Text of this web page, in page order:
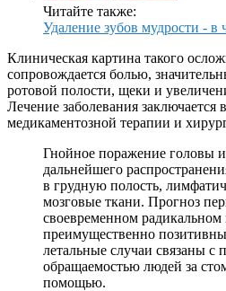
Читайте также:
Удаление зубов мудрости - в
Клиническая картина такого
сопровождается болью,
ротовой полости, щеки и
Лечение заболевания заключается
медикаментозной терапии и
Гнойное поражение головы
дальнейшего
в грудную полость,
мозговые ткани. Прогноз
своевременном радикальном
преимущественно
летальные случаи связаны с
обращаемостью людей за
помощью.